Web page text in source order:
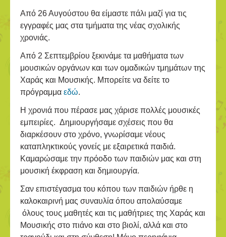
Από 26 Αυγούστου θα είμαστε πάλι μαζί για τις
εγγραφές μας στα τμήματα της νέας σχολικής
χρονιάς.
Από 2 Σεπτεμβρίου ξεκινάμε τα μαθήματα των
μουσικών οργάνων και των ομαδικών τμημάτων της
Χαράς και Μουσικής. Μπορείτε να δείτε το
πρόγραμμα εδώ.
Η χρονιά που πέρασε μας χάρισε πολλές μουσικές
εμπειρίες. Δημιουργήσαμε σχέσεις που θα
διαρκέσουν στο χρόνο, γνωρίσαμε νέους
καταπληκτικούς γονείς με εξαιρετικά παιδιά.
Καμαρώσαμε την πρόοδο των παιδιών μας και στη
μουσική έκφραση και δημιουργία.
Σαν επιστέγασμα του κόπου των παιδιών ήρθε η
καλοκαιρινή μας συναυλία όπου απολαύσαμε
όλους τους μαθητές και τις μαθήτριες της Χαράς και
Μουσικής στο πιάνο και στο βιολί, αλλά και στο